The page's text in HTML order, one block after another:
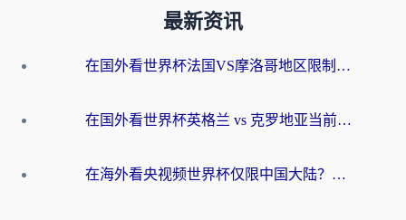
最新资讯
在国外看世界杯法国VS摩洛哥地区限制？这篇指南让你流畅看中文解说无压力
在国外看世界杯英格兰 vs 克罗地亚当前地区不可播放？这篇指南帮你搞定所有海外观赛难题
在海外看央视频世界杯仅限中国大陆？这篇指南帮你解锁中文解说+无卡顿直播